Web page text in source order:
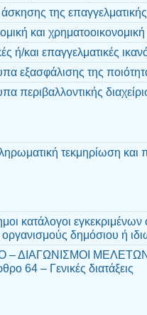
της
και
ή/και επαγγελματικές
εξασφάλισης της
περιβαλλοντικής
τεκμηρίωση και
κατάλογοι
δημόσιου ή
– ΔΙΑΓΩΝΙΣΜΟΙ
64 – Γενικές διατάξεις